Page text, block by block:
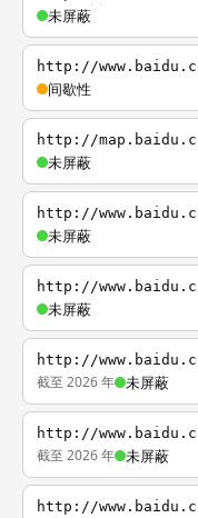
未屏蔽
http://
间歇性
http://
未屏蔽
http://
未屏蔽
http://
未屏蔽
http://
截至 2026 年 未屏蔽
http://
截至 2026 年 未屏蔽
http://